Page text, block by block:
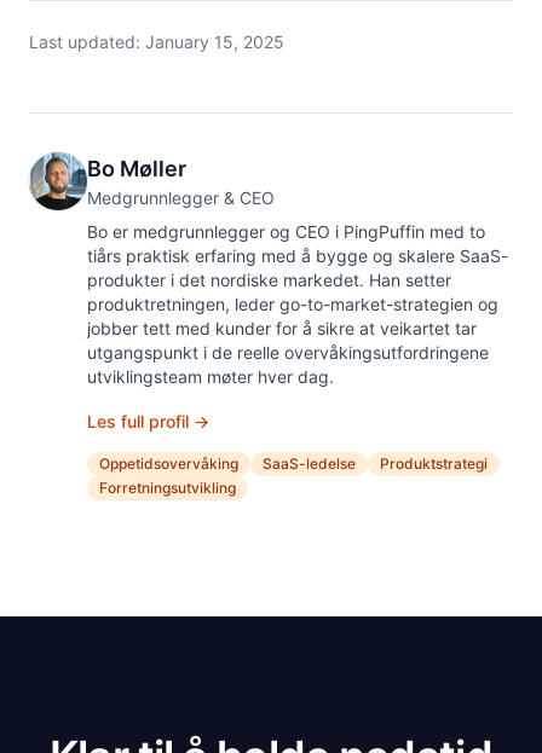
Last updated: January 15, 2025
Bo Møller
Medgrunnlegger & CEO
Bo er medgrunnlegger og CEO i PingPuffin med to
tiårs praktisk erfaring med å bygge og skalere SaaS-
produkter i det nordiske markedet. Han setter
produktretningen, leder go-to-market-strategien og
jobber tett med kunder for å sikre at veikartet tar
utgangspunkt i de reelle overvåkingsutfordringene
utviklingsteam møter hver dag.
Les full profil →
Oppetidsovervåking SaaS-ledelse
Produktstrategi
Forretningsutvikling